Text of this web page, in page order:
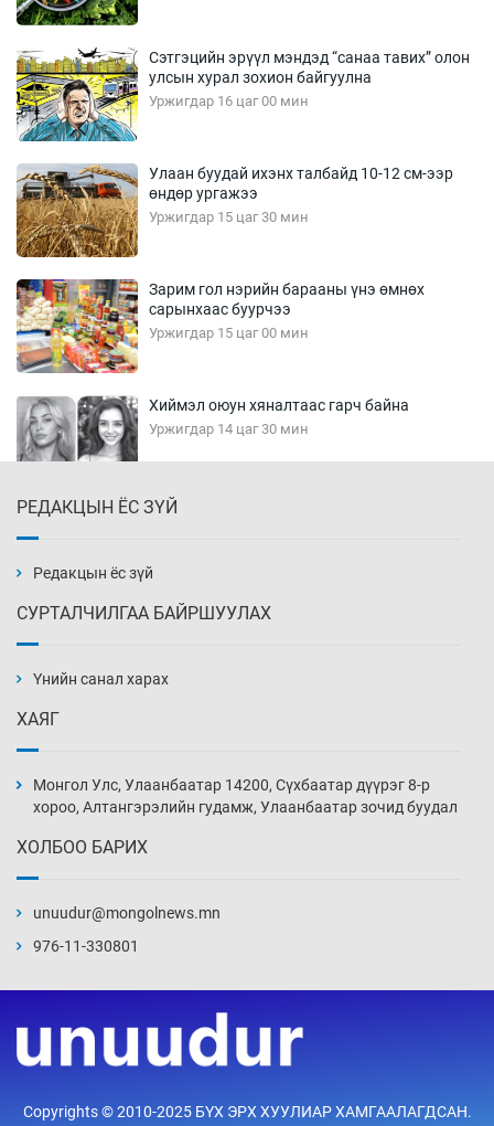
Сэтгэцийн эрүүл мэндэд “санаа тавих” олон
улсын хурал зохион байгуулна
Уржигдар 16 цаг 00 мин
Улаан буудай ихэнх талбайд 10-12 см-ээр
өндөр ургажээ
Уржигдар 15 цаг 30 мин
Зарим гол нэрийн барааны үнэ өмнөх
сарынхаас буурчээ
Уржигдар 15 цаг 00 мин
Хиймэл оюун хяналтаас гарч байна
Уржигдар 14 цаг 30 мин
Уржигдар 14 цаг 00 мин
нэмэгджээ
Уржигдар 13 цаг 30 мин
Уржигдар 13 цаг 00 мин
Уржигдар 12 цаг 30 мин
үйлчилж буй гэв
РЕДАКЦЫН ЁС ЗҮЙ
Редакцын ёс зүй
СУРТАЛЧИЛГАА БАЙРШУУЛАХ
Үнийн санал харах
ХАЯГ
Монгол Улс, Улаанбаатар 14200, Сүхбаатар дүүрэг 8-р
хороо, Алтангэрэлийн гудамж, Улаанбаатар зочид буудал
ХОЛБОО БАРИХ
unuudur@mongolnews.mn
976-11-330801
Copyrights © 2010-2025 БҮХ ЭРХ ХУУЛИАР ХАМГААЛАГДСАН.